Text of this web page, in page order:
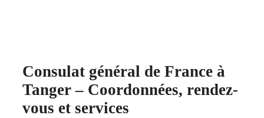
Consulat général de France à
Tanger – Coordonnées, rendez-
vous et services